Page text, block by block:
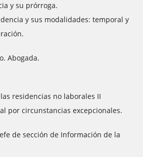
y su prórroga.
y sus modalidades: temporal y
Abogada.
residencias no laborales II
por circunstancias excepcionales.
de sección de Información de la